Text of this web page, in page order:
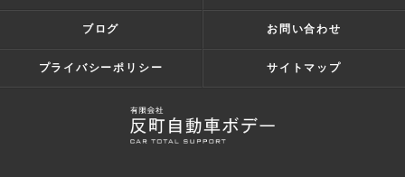
ブログ お問い合わせ
プライバシーポリシー サイトマップ